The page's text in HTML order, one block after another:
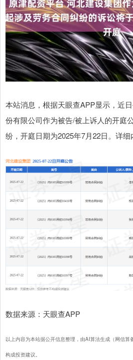
本站消息，根据天眼查APP显示，近
份有限公司作为被告/被上诉人的开庭
纷，开庭日期为2025年7月22日。详细
数据来源：天眼查APP
以上内容为本站据公开信息整理，由AI算法生成（网信
构成投资建议。